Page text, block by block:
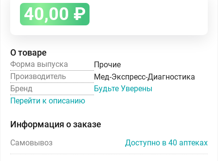
40,00 ₽
О товаре
Форма выпуска
Прочие
Производитель
Мед-Экспресс-Диагностика
Бренд
Будьте Уверены
Перейти к описанию
Информация о заказе
Самовывоз Доступно в 40 аптеках